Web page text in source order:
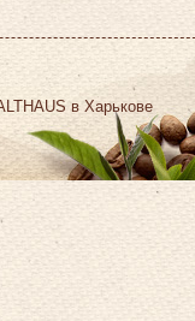
в Харькове